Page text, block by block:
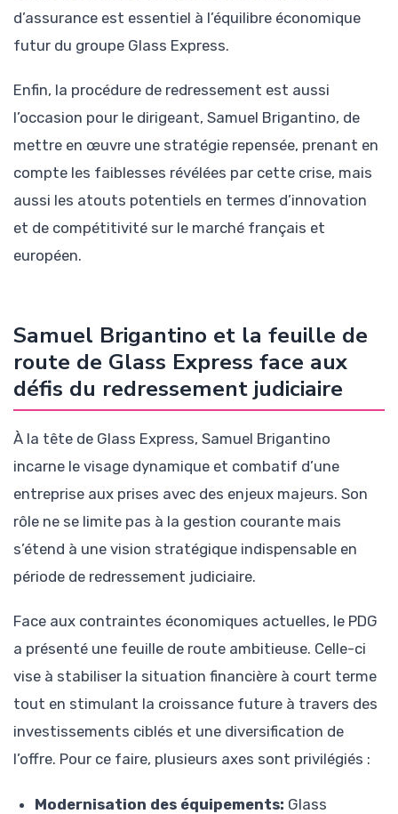
d’assurance est essentiel à l’équilibre économique
futur du groupe Glass Express.
Enfin, la procédure de redressement est aussi
l’occasion pour le dirigeant, Samuel Brigantino, de
mettre en œuvre une stratégie repensée, prenant en
compte les faiblesses révélées par cette crise, mais
aussi les atouts potentiels en termes d’innovation
et de compétitivité sur le marché français et
européen.
Samuel Brigantino et la feuille de
route de Glass Express face aux
défis du redressement judiciaire
À la tête de Glass Express, Samuel Brigantino
incarne le visage dynamique et combatif d’une
entreprise aux prises avec des enjeux majeurs. Son
rôle ne se limite pas à la gestion courante mais
s’étend à une vision stratégique indispensable en
période de redressement judiciaire.
Face aux contraintes économiques actuelles, le PDG
a présenté une feuille de route ambitieuse. Celle-ci
vise à stabiliser la situation financière à court terme
tout en stimulant la croissance future à travers des
investissements ciblés et une diversification de
l’offre. Pour ce faire, plusieurs axes sont privilégiés :
Modernisation des équipements: Glass